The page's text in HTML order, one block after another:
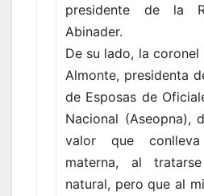
presidente de la
Abinader.
De su lado, la coronel
Almonte, presidenta
de Esposas de
Nacional (Aseopna),
valor que
materna, al
natural, pero que al